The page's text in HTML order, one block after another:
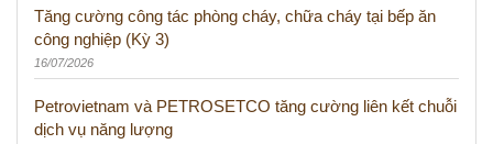
Tăng cường công tác phòng cháy, chữa cháy tại bếp ăn
công nghiệp (Kỳ 3)
16/07/2026
Petrovietnam và PETROSETCO tăng cường liên kết chuỗi
dịch vụ năng lượng